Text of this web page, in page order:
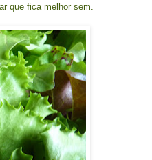
que fica melhor sem.